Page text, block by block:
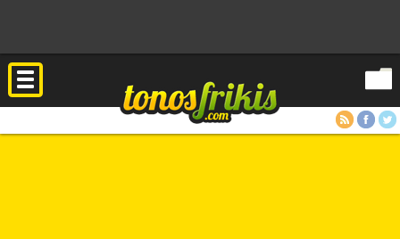
RSS FacebookTwitter